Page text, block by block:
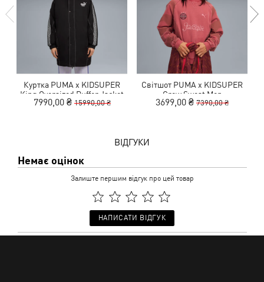
Куртка PUMA x KIDSUPER
King Oversized Puffer Jacket
Men
7990,00 ₴ 15990,00 ₴
Світшот PUMA x KIDSUPER
Crew Sweat Men
3699,00 ₴ 7390,00 ₴
ВІДГУКИ
Немає оцінок
Залиште першим відгук про цей товар
НАПИСАТИ ВІДГУК